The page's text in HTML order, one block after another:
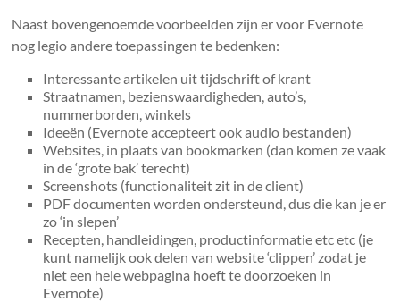
Naast bovengenoemde voorbeelden zijn er voor Evernote
nog legio andere toepassingen te bedenken:
Interessante artikelen uit tijdschrift of krant
Straatnamen, bezienswaardigheden, auto’s,
nummerborden, winkels
Ideeën (Evernote accepteert ook audio bestanden)
Websites, in plaats van bookmarken (dan komen ze vaak
in de ‘grote bak’ terecht)
Screenshots (functionaliteit zit in de client)
PDF documenten worden ondersteund, dus die kan je er
zo ‘in slepen’
Recepten, handleidingen, productinformatie etc etc (je
kunt namelijk ook delen van website ‘clippen’ zodat je
niet een hele webpagina hoeft te doorzoeken in
Evernote)